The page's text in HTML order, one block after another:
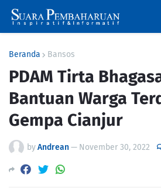
Beranda Bansos
PDAM Tirta
Bantuan Warga
Gempa Cianjur
byAndrean— November 30, 2022